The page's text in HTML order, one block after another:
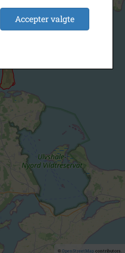
© OpenStreetMapcontributors.
Accepter valgte